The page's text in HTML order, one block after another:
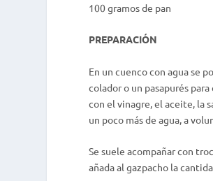
100 gramos de pan
PREPARACIÓN
En un cuenco con agua se
colador o un pasapurés
con el vinagre, el aceite, la
un poco más de agua, a
Se suele acompañar con
añada al gazpacho la